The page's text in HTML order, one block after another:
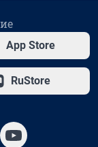
App Store
RuStore